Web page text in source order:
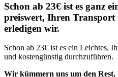
Schon ab 23€ ist es ganz
preiswert, Ihren Transport
erledigen wir.
Schon ab 23€ ist es ein Leichtes,
und kostengünstig durchzuführen.
Wir kümmern uns um den Rest.